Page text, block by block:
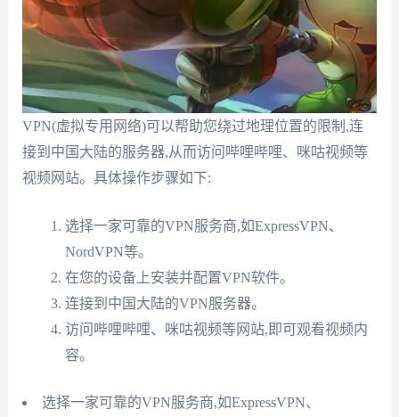
VPN(虚拟专用网络)可以帮助您绕过地理位置的限制,连
接到中国大陆的服务器,从而访问哔哩哔哩、咪咕视频等
视频网站。具体操作步骤如下:
选择一家可靠的VPN服务商,如ExpressVPN、
NordVPN等。
在您的设备上安装并配置VPN软件。
连接到中国大陆的VPN服务器。
访问哔哩哔哩、咪咕视频等网站,即可观看视频内
容。
选择一家可靠的VPN服务商,如ExpressVPN、